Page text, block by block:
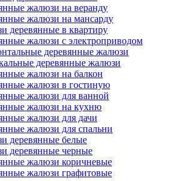
жалюзи на веранду
жалюзи на мансарду
деревянные в квартиру
жалюзи с электроприводом
деревянные жалюзи
деревянные жалюзи
жалюзи на балкон
жалюзи в гостиную
жалюзи для ванной
жалюзи на кухню
жалюзи для дачи
жалюзи для спальни
деревянные белые
деревянные черные
жалюзи коричневые
жалюзи графитовые